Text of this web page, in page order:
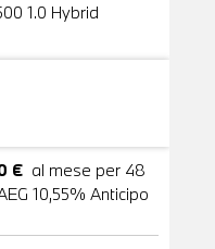
1.0 Hybrid
€ al mese per 48
10,55% Anticipo